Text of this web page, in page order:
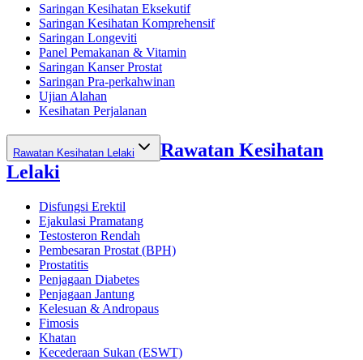
Saringan Kesihatan Eksekutif
Saringan Kesihatan Komprehensif
Saringan Longeviti
Panel Pemakanan & Vitamin
Saringan Kanser Prostat
Saringan Pra-perkahwinan
Ujian Alahan
Kesihatan Perjalanan
Rawatan Kesihatan Lelaki
Rawatan Kesihatan
Lelaki
Disfungsi Erektil
Ejakulasi Pramatang
Testosteron Rendah
Pembesaran Prostat (BPH)
Prostatitis
Penjagaan Diabetes
Penjagaan Jantung
Kelesuan & Andropaus
Fimosis
Khatan
Kecederaan Sukan (ESWT)